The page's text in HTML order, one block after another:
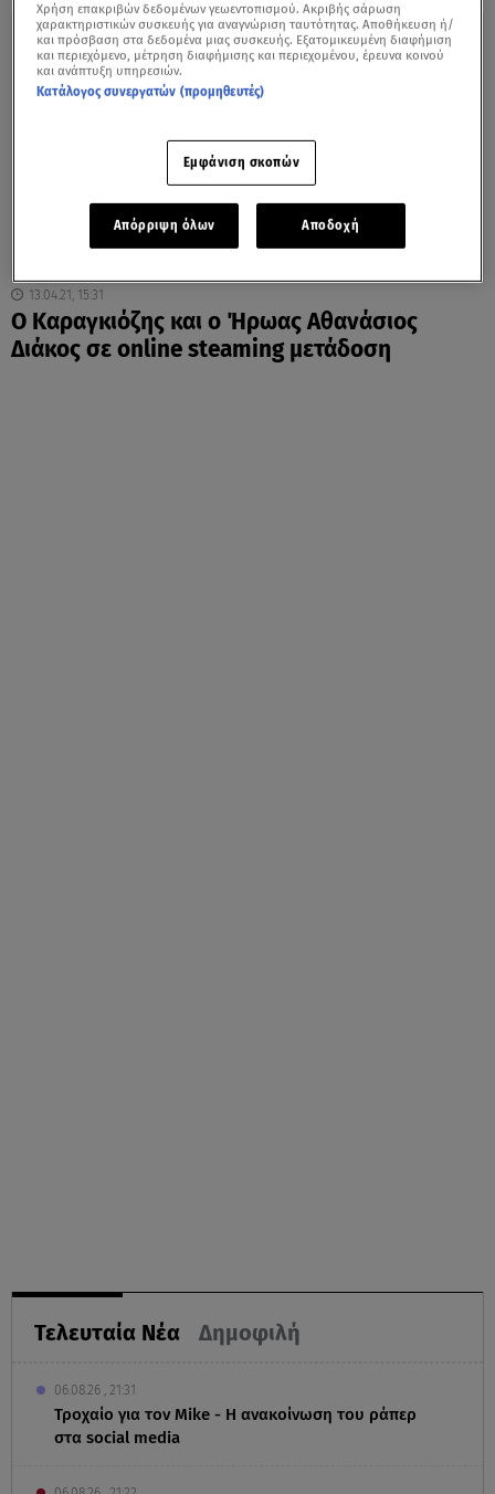
13.04.21, 15:31
Ο Καραγκιόζης και ο Ήρωας Αθανάσιος
Διάκος σε online steaming μετάδοση
Τελευταία Νέα Δημοφιλή
06.08.26 , 21:31
Τροχαίο για τον Mike - Η ανακοίνωση του ράπερ
στα social media
Χρήση επακριβών δεδομένων γεωεντοπισμού. Ακριβής σάρωση
χαρακτηριστικών συσκευής για αναγνώριση ταυτότητας. Αποθήκευση ή/
και πρόσβαση στα δεδομένα μιας συσκευής. Εξατομικευμένη διαφήμιση
και περιεχόμενο, μέτρηση διαφήμισης και περιεχομένου, έρευνα κοινού
και ανάπτυξη υπηρεσιών.
Κατάλογος συνεργατών (προμηθευτές)
Εμφάνιση σκοπών
Απόρριψη όλων Αποδοχή